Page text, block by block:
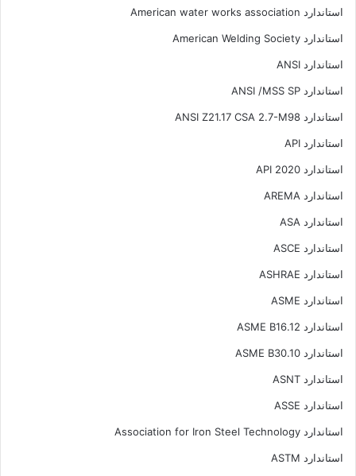
استاندارد American water works association
استاندارد American Welding Society
استاندارد ANSI
استاندارد ANSI /MSS SP
استاندارد ANSI Z21.17 CSA 2.7-M98
استاندارد API
استاندارد API 2020
استاندارد AREMA
استاندارد ASA
استاندارد ASCE
استاندارد ASHRAE
استاندارد ASME
استاندارد ASME B16.12
استاندارد ASME B30.10
استاندارد ASNT
استاندارد ASSE
استاندارد Association for Iron Steel Technology
استاندارد ASTM